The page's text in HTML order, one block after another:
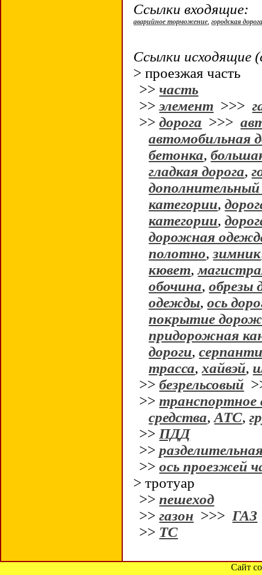
Ссылки входящие:
аварийное торможение,городская
Ссылки исходящие
> проезжая часть
>>часть
>>элемент >>>
>>дорога >>>
автомобильная
бетонка,
гладкая дорога,
категории,
категории,
дорожная
полотно,зимник
кювет,
обочина,обрезы
одежды,ось
покрытие
придорожная
дороги,
трасса,хайвэй,
>>безрельсовый
>>транспортное
средства,АТС,
>> ПДД
>>
>>ось проезжей
> тротуар
>>пешеход
>>газон >>> ГАЗ
>> ТС
Сайт